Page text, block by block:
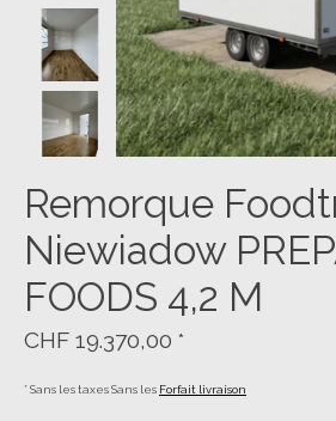
Remorque
Niewiadow
FOODS 4,2 M
CHF 19.370,00 *
* Sans les taxes Sans les Forfait livraison